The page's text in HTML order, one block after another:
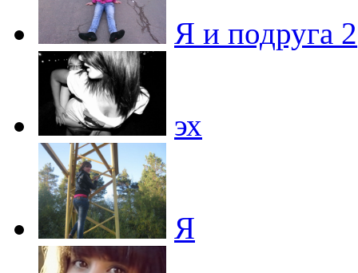
Я и подруга 2
эх
Я